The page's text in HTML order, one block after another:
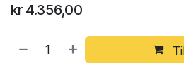
kr 4.356,00